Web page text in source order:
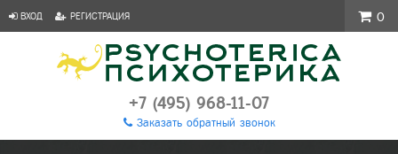
ВХОД РЕГИСТРАЦИЯ
+7 (495) 968-11-07
Заказать обратный звонок
0